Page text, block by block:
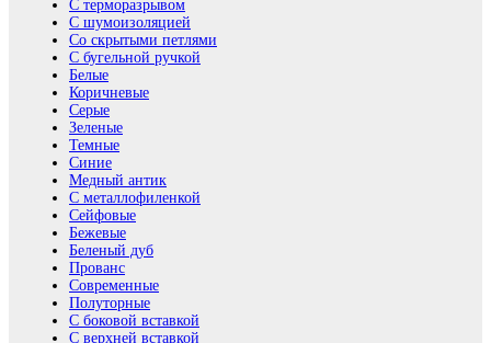
С терморазрывом
С шумоизоляцией
Со скрытыми петлями
С бугельной ручкой
Белые
Коричневые
Серые
Зеленые
Темные
Синие
Медный антик
С металлофиленкой
Сейфовые
Бежевые
Беленый дуб
Прованс
Современные
Полуторные
С боковой вставкой
С верхней вставкой